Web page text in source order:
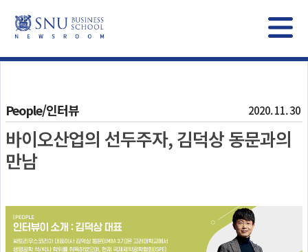
People/인터뷰 2020. 11. 30
바이오산업의 선두주자, 김덕상 동문과의
만남